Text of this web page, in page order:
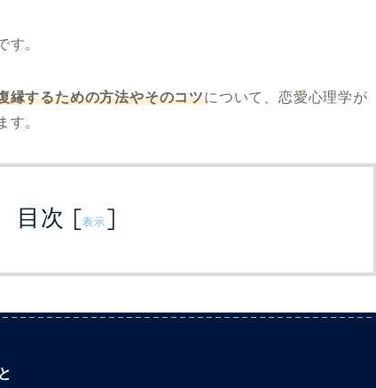
す。
縁するための方法やそのコツについて、恋愛心理学が
す。
目次 [表示 ]